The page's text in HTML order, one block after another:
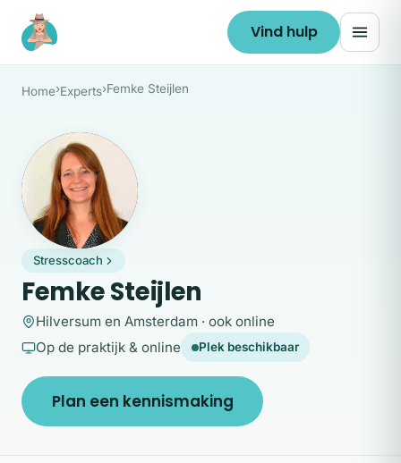
Ga naar de inhoud
Vind hulp
Home›Experts›Femke Steijlen
FS
Stresscoach
Femke Steijlen
Hilversum en Amsterdam · ook online
Op de praktijk & online
Plek beschikbaar
Plan een kennismaking